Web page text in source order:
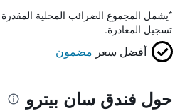
*يشمل المجموع الضرائب المحلية
تسجيل المغادرة.
أفضل سعر مضمون
حول فندق سان بيترو